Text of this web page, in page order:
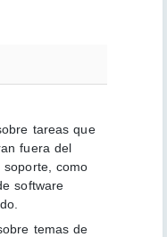
tareas que
fuera del
soporte, como
software
temas de